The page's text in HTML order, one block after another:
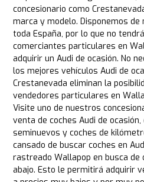
concesionario como
marca y modelo. Disponemos
toda España, por lo que no
comerciantes particulares en
adquirir un Audi de ocasión. No
los mejores vehículos Audi de
Crestanevada eliminan la
vendedores particulares en
Visite uno de nuestros
venta de coches Audi de
seminuevos y coches de
cansado de buscar coches en
rastreado Wallapop en busca de
abajo. Esto le permitirá adquirir